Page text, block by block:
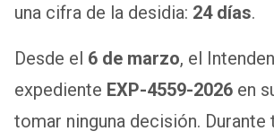
una cifra de la desidia: 24 días.
Desde el 6 de marzo, el
expediente EXP-4559-2026 en
tomar ninguna decisión. Durante